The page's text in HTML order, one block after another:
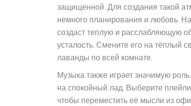
защищенной. Для создания такой
немного планирования и любовь.
создаст теплую и расслабляющую
усталость. Смените его на тёплый
лаванды по всей комнате.
Музыка также играет значимую
на спокойный лад. Выберите
чтобы переместить её мысли из